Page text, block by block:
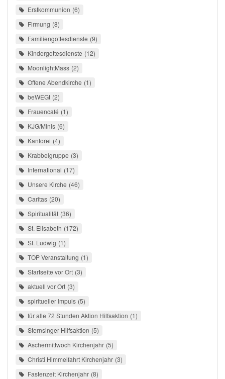
Erstkommunion 6
Firmung 8
Familiengottesdienste 9
Kindergottesdienste 12
MoonlightMass 2
Offene Abendkirche 1
beWEGt 2
Frauencafé 1
KJG/Minis 6
Kantorei 4
Krabbelgruppe 3
International 17
Unsere Kirche 46
Caritas 20
Spiritualität 36
St. Elisabeth 172
St. Ludwig 1
TOP Veranstaltung 1
Startseite vor Ort 3
aktuell vor Ort 3
spiritueller Impuls 5
für alle 72 Stunden Aktion Hilfsaktion 1
Sternsinger Hilfsaktion 5
Aschermittwoch Kirchenjahr 5
Christi Himmelfahrt Kirchenjahr 3
Fastenzeit Kirchenjahr 8